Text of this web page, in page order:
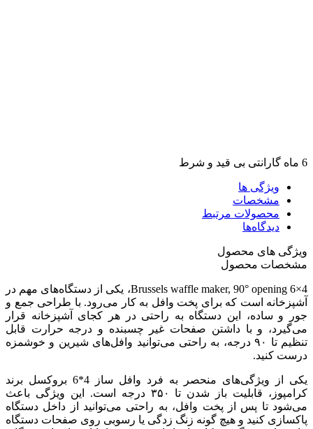
6 ماه گارانتی بی قید و شرط
ویژگی ها
مشخصات
محصولات مرتبط
دیدگاه‌ها
ویژگی های محصول
مشخصات محصول
4×6 Brussels waffle maker, 90° opening، یکی از دستگاه‌های مهم در
آشپزخانه است که برای پخت وافل به کار می‌رود. با طراحی جمع و
جور و ساده، این دستگاه به راحتی در هر کجای آشپزخانه قرار
می‌گیرد، و با داشتن صفحات غیر چسبنده و درجه حرارت قابل
تنظیم تا ۹۰ درجه، به راحتی می‌توانید وافل‌های شیرین و خوشمزه
درست کنید.
یکی از ویژگی‌های منحصر به فرد وافل ساز 4*6 بروکسل برند
کرامپوز، قابلیت باز شدن تا ۳۵۰ درجه است. این ویژگی باعث
می‌شود تا پس از پخت وافل، به راحتی می‌توانید از داخل دستگاه
پاکسازی کنید و هیچ گونه زنگ زدگی یا رسوبی روی صفحات دستگاه